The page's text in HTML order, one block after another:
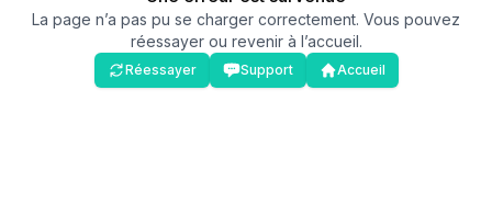
La page n’a pas pu se charger correctement. Vous pouvez
réessayer ou revenir à l’accueil.
Réessayer Support Accueil